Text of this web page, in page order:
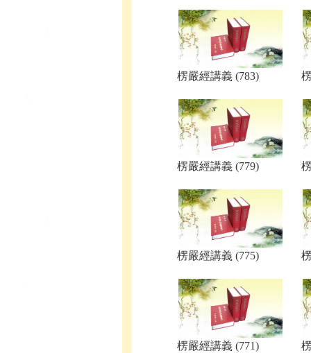
楞嚴經講義 (783)
楞嚴經講義 (779)
楞嚴經講義 (775)
楞嚴經講義 (771)